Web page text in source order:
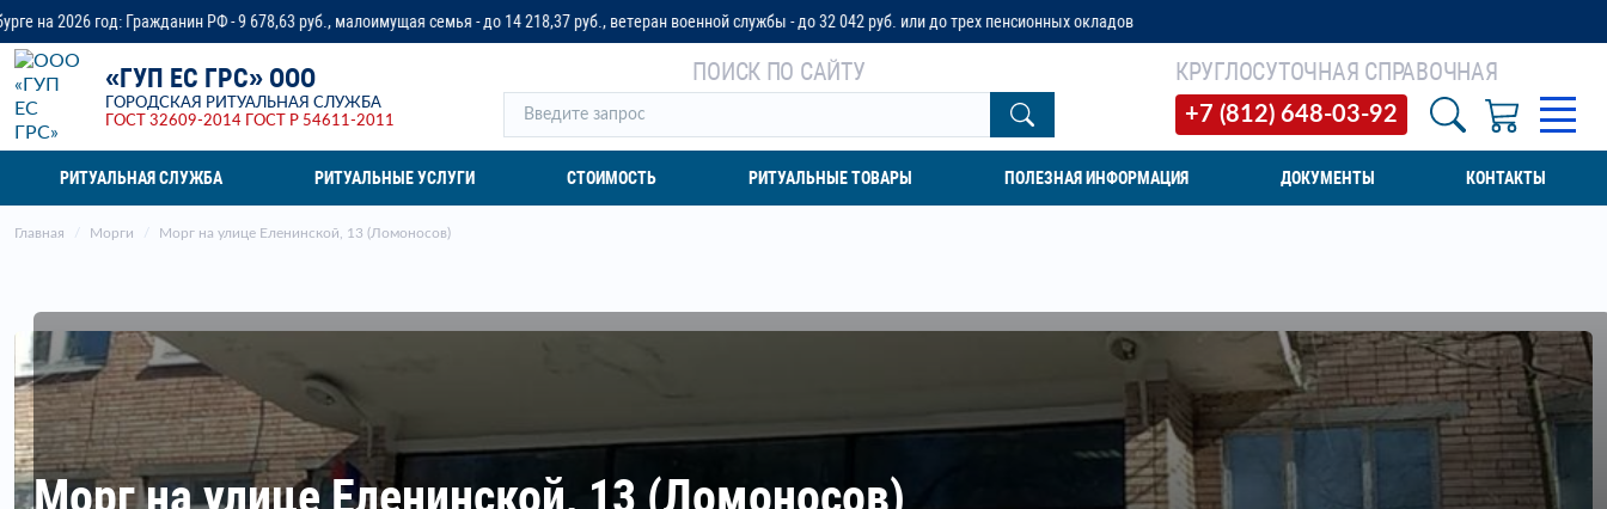
РФ - 9 678,63 руб., малоимущая семья - до 14 218,37 руб., ветеран военной службы - до 32 042 руб. или до трех пенсионных окладов
«ГУП ЕС ГРС» ООО
ГОРОДСКАЯ РИТУАЛЬНАЯ СЛУЖБА
ГОСТ 32609-2014
ГОСТ Р 54611-2011
ПОИСК ПО САЙТУ КРУГЛОСУТОЧНАЯ СПРАВОЧНАЯ
+7 (812) 648-03-92
РИТУАЛЬНАЯ СЛУЖБА РИТУАЛЬНЫЕ УСЛУГИ СТОИМОСТЬ РИТУАЛЬНЫЕ ТОВАРЫ ПОЛЕЗНАЯ ИНФОРМАЦИЯ ДОКУМЕНТЫ КОНТАКТЫ
Главная Морги Морг на улице Еленинской, 13 (Ломоносов)
Морг на улице Еленинской, 13 (Ломоносов)